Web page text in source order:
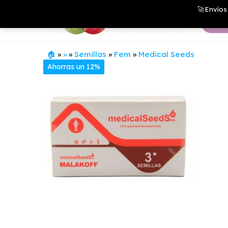
contenido
Growshop
& LED
🏠 » » » Semillas » Fem » Medical Seeds
Ahorras un 12%